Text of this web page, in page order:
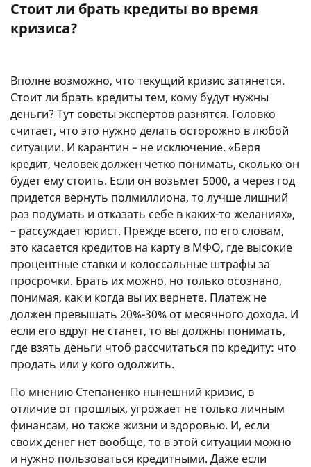
Стоит ли брать кредиты во время
кризиса?
Вполне возможно, что текущий кризис затянется.
Стоит ли брать кредиты тем, кому будут нужны
деньги? Тут советы экспертов разнятся. Головко
считает, что это нужно делать осторожно в любой
ситуации. И карантин – не исключение. «Беря
кредит, человек должен четко понимать, сколько он
будет ему стоить. Если он возьмет 5000, а через год
придется вернуть полмиллиона, то лучше лишний
раз подумать и отказать себе в каких-то желаниях»,
– рассуждает юрист. Прежде всего, по его словам,
это касается кредитов на карту в МФО, где высокие
процентные ставки и колоссальные штрафы за
просрочки. Брать их можно, но только осознано,
понимая, как и когда вы их вернете. Платеж не
должен превышать 20%-30% от месячного дохода. И
если его вдруг не станет, то вы должны понимать,
где взять деньги чтоб рассчитаться по кредиту: что
продать или у кого одолжить.
По мнению Степаненко нынешний кризис, в
отличие от прошлых, угрожает не только личным
финансам, но также жизни и здоровью. И, если
своих денег нет вообще, то в этой ситуации можно
и нужно пользоваться кредитными. Даже если